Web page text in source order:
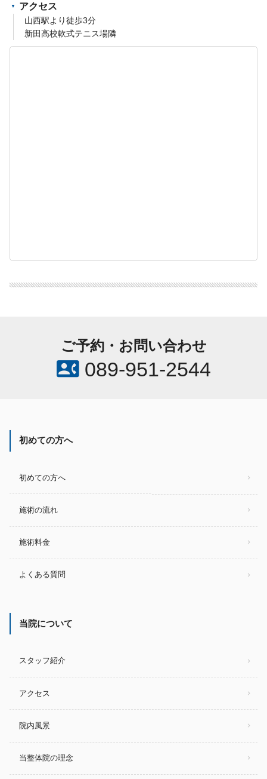
アクセス
山西駅より徒歩3分
新田高校軟式テニス場隣
ご予約・お問い合わせ
contact_phone089-951-2544
初めての方へ
初めての方へ
施術の流れ
施術料金
よくある質問
当院について
スタッフ紹介
アクセス
院内風景
当整体院の理念